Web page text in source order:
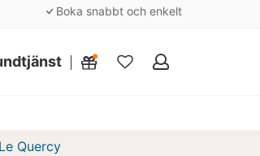
Boka snabbt och enkelt
Mina
Quercy